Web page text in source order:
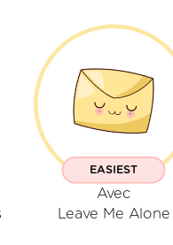
EASIEST
Avec
Leave Me Alone